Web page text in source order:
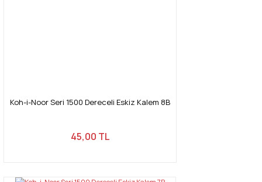
Koh-i-Noor Seri 1500 Dereceli Eskiz Kalem 8B
45,00 TL